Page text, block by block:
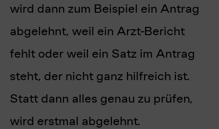
wird dann zum Beispiel ein Antrag
abgelehnt, weil ein Arzt-Bericht
fehlt oder weil ein Satz im Antrag
steht, der nicht ganz hilfreich ist.
Statt dann alles genau zu prüfen,
wird erstmal abgelehnt.